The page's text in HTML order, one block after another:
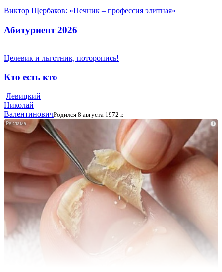
Виктор Щербаков: «Печник – профессия элитная»
Абитуриент 2026
Целевик и льготник, поторопись!
Кто есть кто
Левицкий
Николай
ВалентиновичРодился 8 августа 1972 г.
i